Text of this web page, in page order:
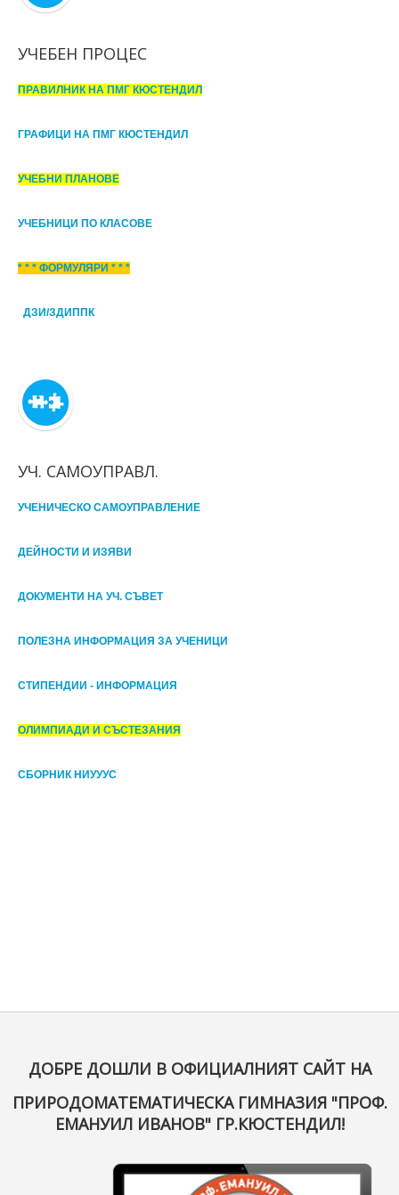
УЧЕБЕН ПРОЦЕС
ПРАВИЛНИК НА ПМГ КЮСТЕНДИЛ
ГРАФИЦИ НА ПМГ КЮСТЕНДИЛ
УЧЕБНИ ПЛАНОВЕ
УЧЕБНИЦИ ПО КЛАСОВЕ
* * * ФОРМУЛЯРИ * * *
ДЗИ/ЗДИППК
УЧ. САМОУПРАВЛ.
УЧЕНИЧЕСКО САМОУПРАВЛЕНИЕ
ДЕЙНОСТИ И ИЗЯВИ
ДОКУМЕНТИ НА УЧ. СЪВЕТ
ПОЛЕЗНА ИНФОРМАЦИЯ ЗА УЧЕНИЦИ
СТИПЕНДИИ - ИНФОРМАЦИЯ
ОЛИМПИАДИ И СЪСТЕЗАНИЯ
СБОРНИК НИУУУС
ДОБРЕ ДОШЛИ В ОФИЦИАЛНИЯТ САЙТ НА
ПРИРОДОМАТЕМАТИЧЕСКА ГИМНАЗИЯ "ПРОФ.
ЕМАНУИЛ ИВАНОВ" ГР.КЮСТЕНДИЛ!